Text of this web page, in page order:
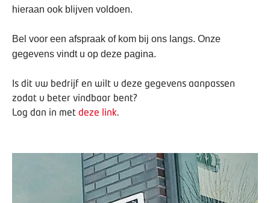
hieraan ook blijven voldoen.
Bel voor een afspraak of kom bij ons langs. Onze
gegevens vindt u op deze pagina.
Is dit uw bedrijf en wilt u deze gegevens aanpassen
zodat u beter vindbaar bent?
Log dan in met deze link.